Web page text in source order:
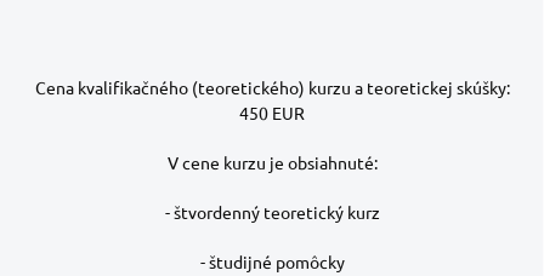
Cena kvalifikačného (teoretického) kurzu a teoretickej skúšky:
450 EUR
V cene kurzu je obsiahnuté:
- štvordenný teoretický kurz
- študijné pomôcky